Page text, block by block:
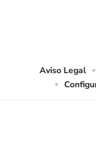
Aviso Legal